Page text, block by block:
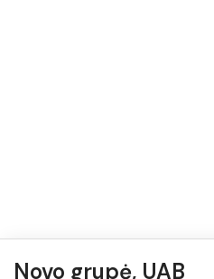
Novo grupė, UAB